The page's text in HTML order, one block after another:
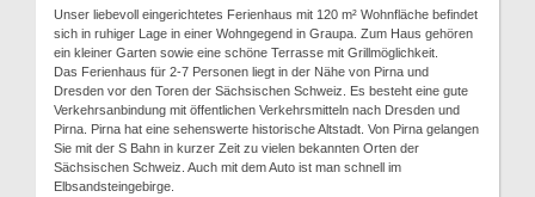
Unser liebevoll eingerichtetes Ferienhaus mit 120 m² Wohnfläche befindet
sich in ruhiger Lage in einer Wohngegend in Graupa. Zum Haus gehören
ein kleiner Garten sowie eine schöne Terrasse mit Grillmöglichkeit.
Das Ferienhaus für 2-7 Personen liegt in der Nähe von Pirna und
Dresden vor den Toren der Sächsischen Schweiz. Es besteht eine gute
Verkehrsanbindung mit öffentlichen Verkehrsmitteln nach Dresden und
Pirna. Pirna hat eine sehenswerte historische Altstadt. Von Pirna gelangen
Sie mit der S Bahn in kurzer Zeit zu vielen bekannten Orten der
Sächsischen Schweiz. Auch mit dem Auto ist man schnell im
Elbsandsteingebirge.